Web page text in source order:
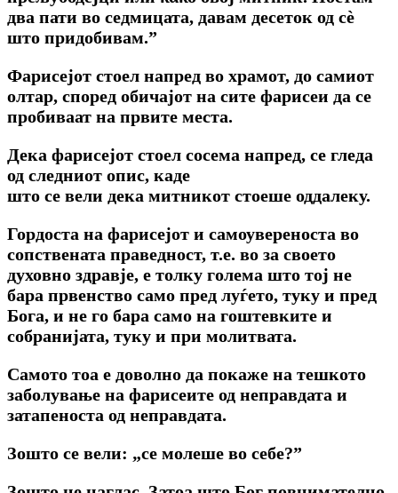
два пати вο седмицата, давам десеток од сѐ
што придобивам.”
Фарисејот стоел напред во храмот, до самиот
олтар, според обичајот на сите фарисеи да се
пробиваат на првите места.
Дека фарисејот стоел сосема напред, се гледа
од следниот опис, каде
што се вели дека митникот стоеше оддалеку.
Гордоста на фарисејот и самоувереноста во
сопствената праведност, т.е. во за своето
духовно здравје, е толку голема што тој не
бара првенство само пред луѓето, туку и пред
Бога, и не го бара само на гоштевките и
собранијата, туку и при молитвата.
Самото тоа е доволно да покаже на тешкото
заболување на фарисеите од неправдата и
затапеноста од неправдата.
Зошто ce вели: „се молеше во себе?”